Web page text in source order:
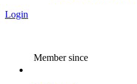
Login
Member since